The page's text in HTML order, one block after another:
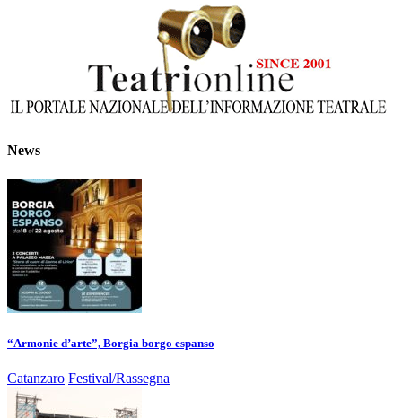
News
“Armonie d’arte”, Borgia borgo espanso
Catanzaro Festival/Rassegna